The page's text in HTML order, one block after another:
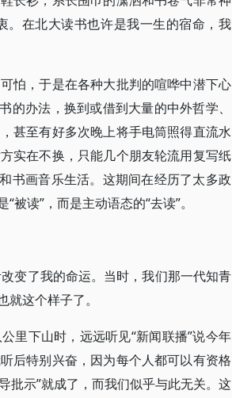
。在北大读书也许是我一生的宿命，我
怕，于是在各种大批判的喧哗中潜下心
的办法，换到或借到大量的中外哲学、
甚至有好多次晚上将手电筒照得直流水
实在不换，只能几个朋友轮流用复写纸
书画音乐生活。这期间在经历了太多政
读”，而是主动语态的“去读”。
变了我的命运。当时，我们那一代知青
这个样子了。
里下山时，远远听见“新闻联播”说今年
后特别兴奋，因为每个人都可以有资格
批示”就成了，而我们似乎与此无关。这